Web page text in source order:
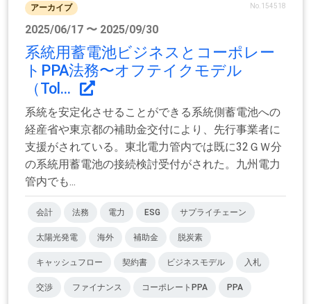
アーカイブ No.154518
2025/06/17 〜 2025/09/30
系統用蓄電池ビジネスとコーポレー
トPPA法務〜オフテイクモデル
（Tol...
系統を安定化させることができる系統側蓄電池への
経産省や東京都の補助金交付により、先行事業者に
支援がされている。東北電力管内では既に32ＧＷ分
の系統用蓄電池の接続検討受付がされた。九州電力
管内でも...
会計 法務 電力 ESG サプライチェーン
太陽光発電 海外 補助金 脱炭素
キャッシュフロー 契約書 ビジネスモデル 入札
交渉 ファイナンス コーポレートPPA PPA